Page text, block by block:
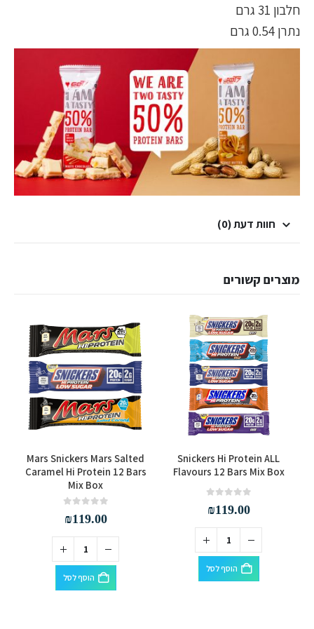
חלבון 31 גרם
נתרן 0.54 גרם
חוות דעת (0)
מוצרים קשורים
Snickers Hi Protein ALL
Flavours 12 Bars Mix Box
₪119.00
הוסף לסל
Mars Snickers Mars Salted
Caramel Hi Protein 12 Bars
Mix Box
₪119.00
הוסף לסל